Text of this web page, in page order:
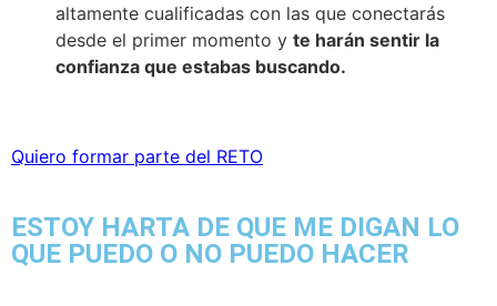
altamente cualificadas con las que conectarás
desde el primer momento y te harán sentir la
confianza que estabas buscando.
Quiero formar parte del RETO
ESTOY HARTA DE QUE ME DIGAN LO
QUE PUEDO O NO PUEDO HACER